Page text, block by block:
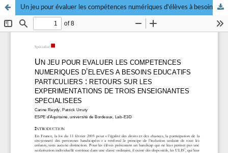
Un jeu pour évaluer les compétences numériques d'élèves à besoins éducatifs particuliers